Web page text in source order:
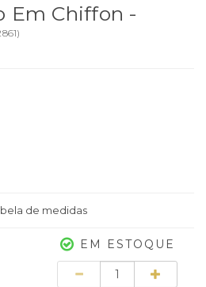
Em Chiffon -
)
de medidas
EM ESTOQUE